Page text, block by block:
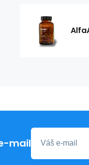
mail